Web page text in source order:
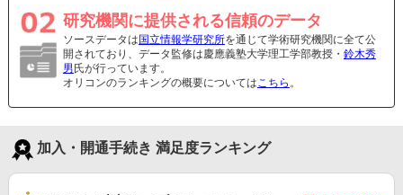
研究機関に提供される信頼のデータ
ソースデータは 国立情報学研究所を通じて学術研究機関に全て公
開されており、データ監修は慶應義塾大学理工学部教授・ 鈴木秀
男 氏が行っています。
オリコンのランキングの概要についてはこちら 。
加入・開通手続き 満足度ランキング